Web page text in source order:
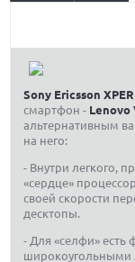
Sony Ericsson
смартфон - Lenovo
альтернативным
на него:
- Внутри легкого,
«сердце»
своей скорости
десктопы.
- Для «селфи» есть
широкоугольными